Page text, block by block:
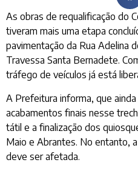
As obras de requalificação do
tiveram mais uma etapa
pavimentação da Rua Adelina
Travessa Santa Bernadete.
tráfego de veículos já está
A Prefeitura informa, que
acabamentos finais nesse
tátil e a finalização dos
Maio e Abrantes. No entanto,
deve ser afetada.